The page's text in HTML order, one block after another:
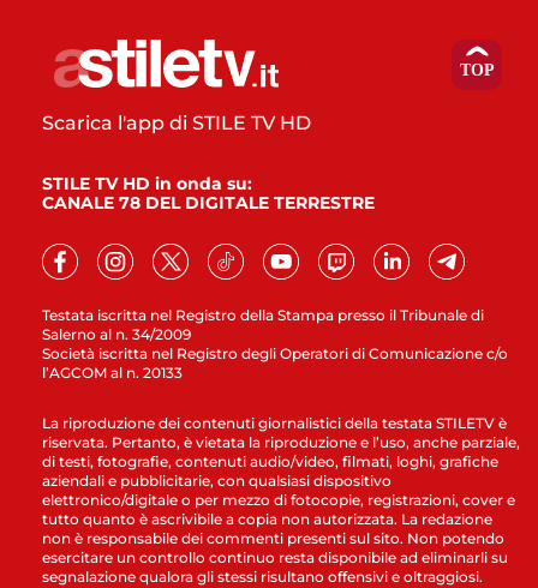
Testata iscritta nel Registro della Stampa presso il Tribunale di
Salerno al n. 34/2009
Società iscritta nel Registro degli Operatori di Comunicazione c/o
l’AGCOM al n. 20133
Scarica l'app di STILE TV HD
STILE TV HD in onda su:
CANALE 78 DEL DIGITALE TERRESTRE
La riproduzione dei contenuti giornalistici della testata STILETV è
riservata. Pertanto, è vietata la riproduzione e l’uso, anche parziale,
di testi, fotografie, contenuti audio/video, filmati, loghi, grafiche
aziendali e pubblicitarie, con qualsiasi dispositivo
elettronico/digitale o per mezzo di fotocopie, registrazioni, cover e
tutto quanto è ascrivibile a copia non autorizzata. La redazione
non è responsabile dei commenti presenti sul sito. Non potendo
esercitare un controllo continuo resta disponibile ad eliminarli su
segnalazione qualora gli stessi risultano offensivi e oltraggiosi.